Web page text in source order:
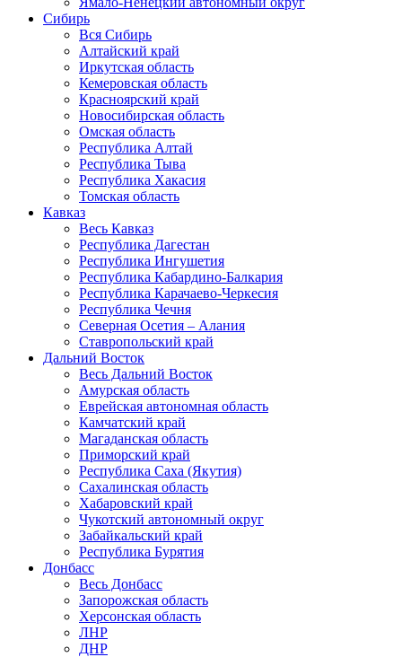
Сибирь
Вся Сибирь
Алтайский край
Иркутская область
Кемеровская область
Красноярский край
Новосибирская область
Омская область
Республика Алтай
Республика Тыва
Республика Хакасия
Томская область
Кавказ
Весь Кавказ
Республика Дагестан
Республика Ингушетия
Республика Кабардино-Балкария
Республика Карачаево-Черкесия
Республика Чечня
Северная Осетия – Алания
Ставропольский край
Дальний Восток
Весь Дальний Восток
Амурская область
Еврейская автономная область
Камчатский край
Магаданская область
Приморский край
Республика Саха (Якутия)
Сахалинская область
Хабаровский край
Чукотский автономный округ
Забайкальский край
Республика Бурятия
Донбасс
Весь Донбасс
Запорожская область
Херсонская область
ЛНР
ДНР